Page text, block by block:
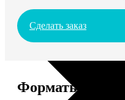
Сделать заказ
Форматы и цены